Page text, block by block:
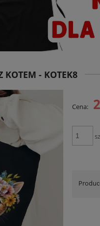
KOTEM - KOTEK8
Cena: